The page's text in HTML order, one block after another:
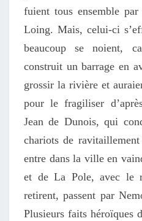
fuient tous ensemble
Loing. Mais, celui-ci
beaucoup se noient,
construit un barrage en
grossir la rivière et
pour le fragiliser
Jean de Dunois, qui
chariots de
entre dans la ville en
et de La Pole, avec le
retirent, passent par
Plusieurs faits héroïques